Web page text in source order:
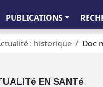
PUBLICATIONS
: historique Doc
EN SANTé